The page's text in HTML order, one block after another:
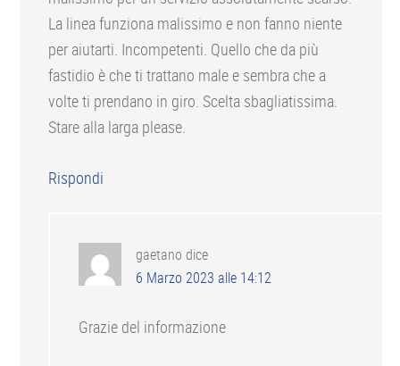
La linea funziona malissimo e non fanno niente
per aiutarti. Incompetenti. Quello che da più
fastidio è che ti trattano male e sembra che a
volte ti prendano in giro. Scelta sbagliatissima.
Stare alla larga please.
Rispondi
gaetano dice
6 Marzo 2023 alle 14:12
Grazie del informazione